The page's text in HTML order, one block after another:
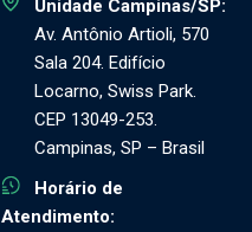
Unidade Campinas/SP:
Av. Antônio Artioli, 570
Sala 204. Edifício
Locarno, Swiss Park.
CEP 13049-253.
Campinas, SP – Brasil
Horário de
Atendimento: